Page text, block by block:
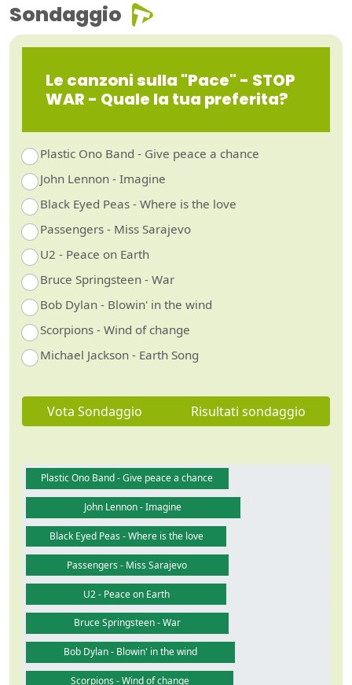
Sondaggio
Le canzoni sulla "Pace" - STOP
WAR - Quale la tua preferita?
Plastic Ono Band - Give peace a chance
John Lennon - Imagine
Black Eyed Peas - Where is the love
Passengers - Miss Sarajevo
U2 - Peace on Earth
Bruce Springsteen - War
Bob Dylan - Blowin' in the wind
Scorpions - Wind of change
Michael Jackson - Earth Song
Vota Sondaggio Risultati sondaggio
Plastic Ono Band - Give peace a chance
John Lennon - Imagine
Black Eyed Peas - Where is the love
Passengers - Miss Sarajevo
U2 - Peace on Earth
Bruce Springsteen - War
Bob Dylan - Blowin' in the wind
Scorpions - Wind of change